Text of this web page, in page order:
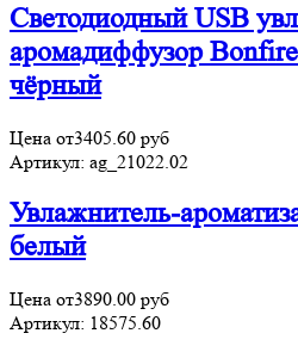
Светодиодный USB
аромадиффузор
чёрный
Цена от3405.60 руб
Артикул: ag_21022.02
Увлажнитель-
белый
Цена от3890.00 руб
Артикул: 18575.60